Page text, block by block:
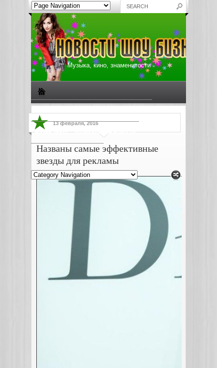
Музыка, кино, знаменитости
Жизнь звезд Музыкальные новости
Новости киноиндустрии
13 февраля, 2016
Названы самые эффективные
звезды для рекламы